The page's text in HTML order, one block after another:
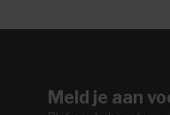
Meld je aan